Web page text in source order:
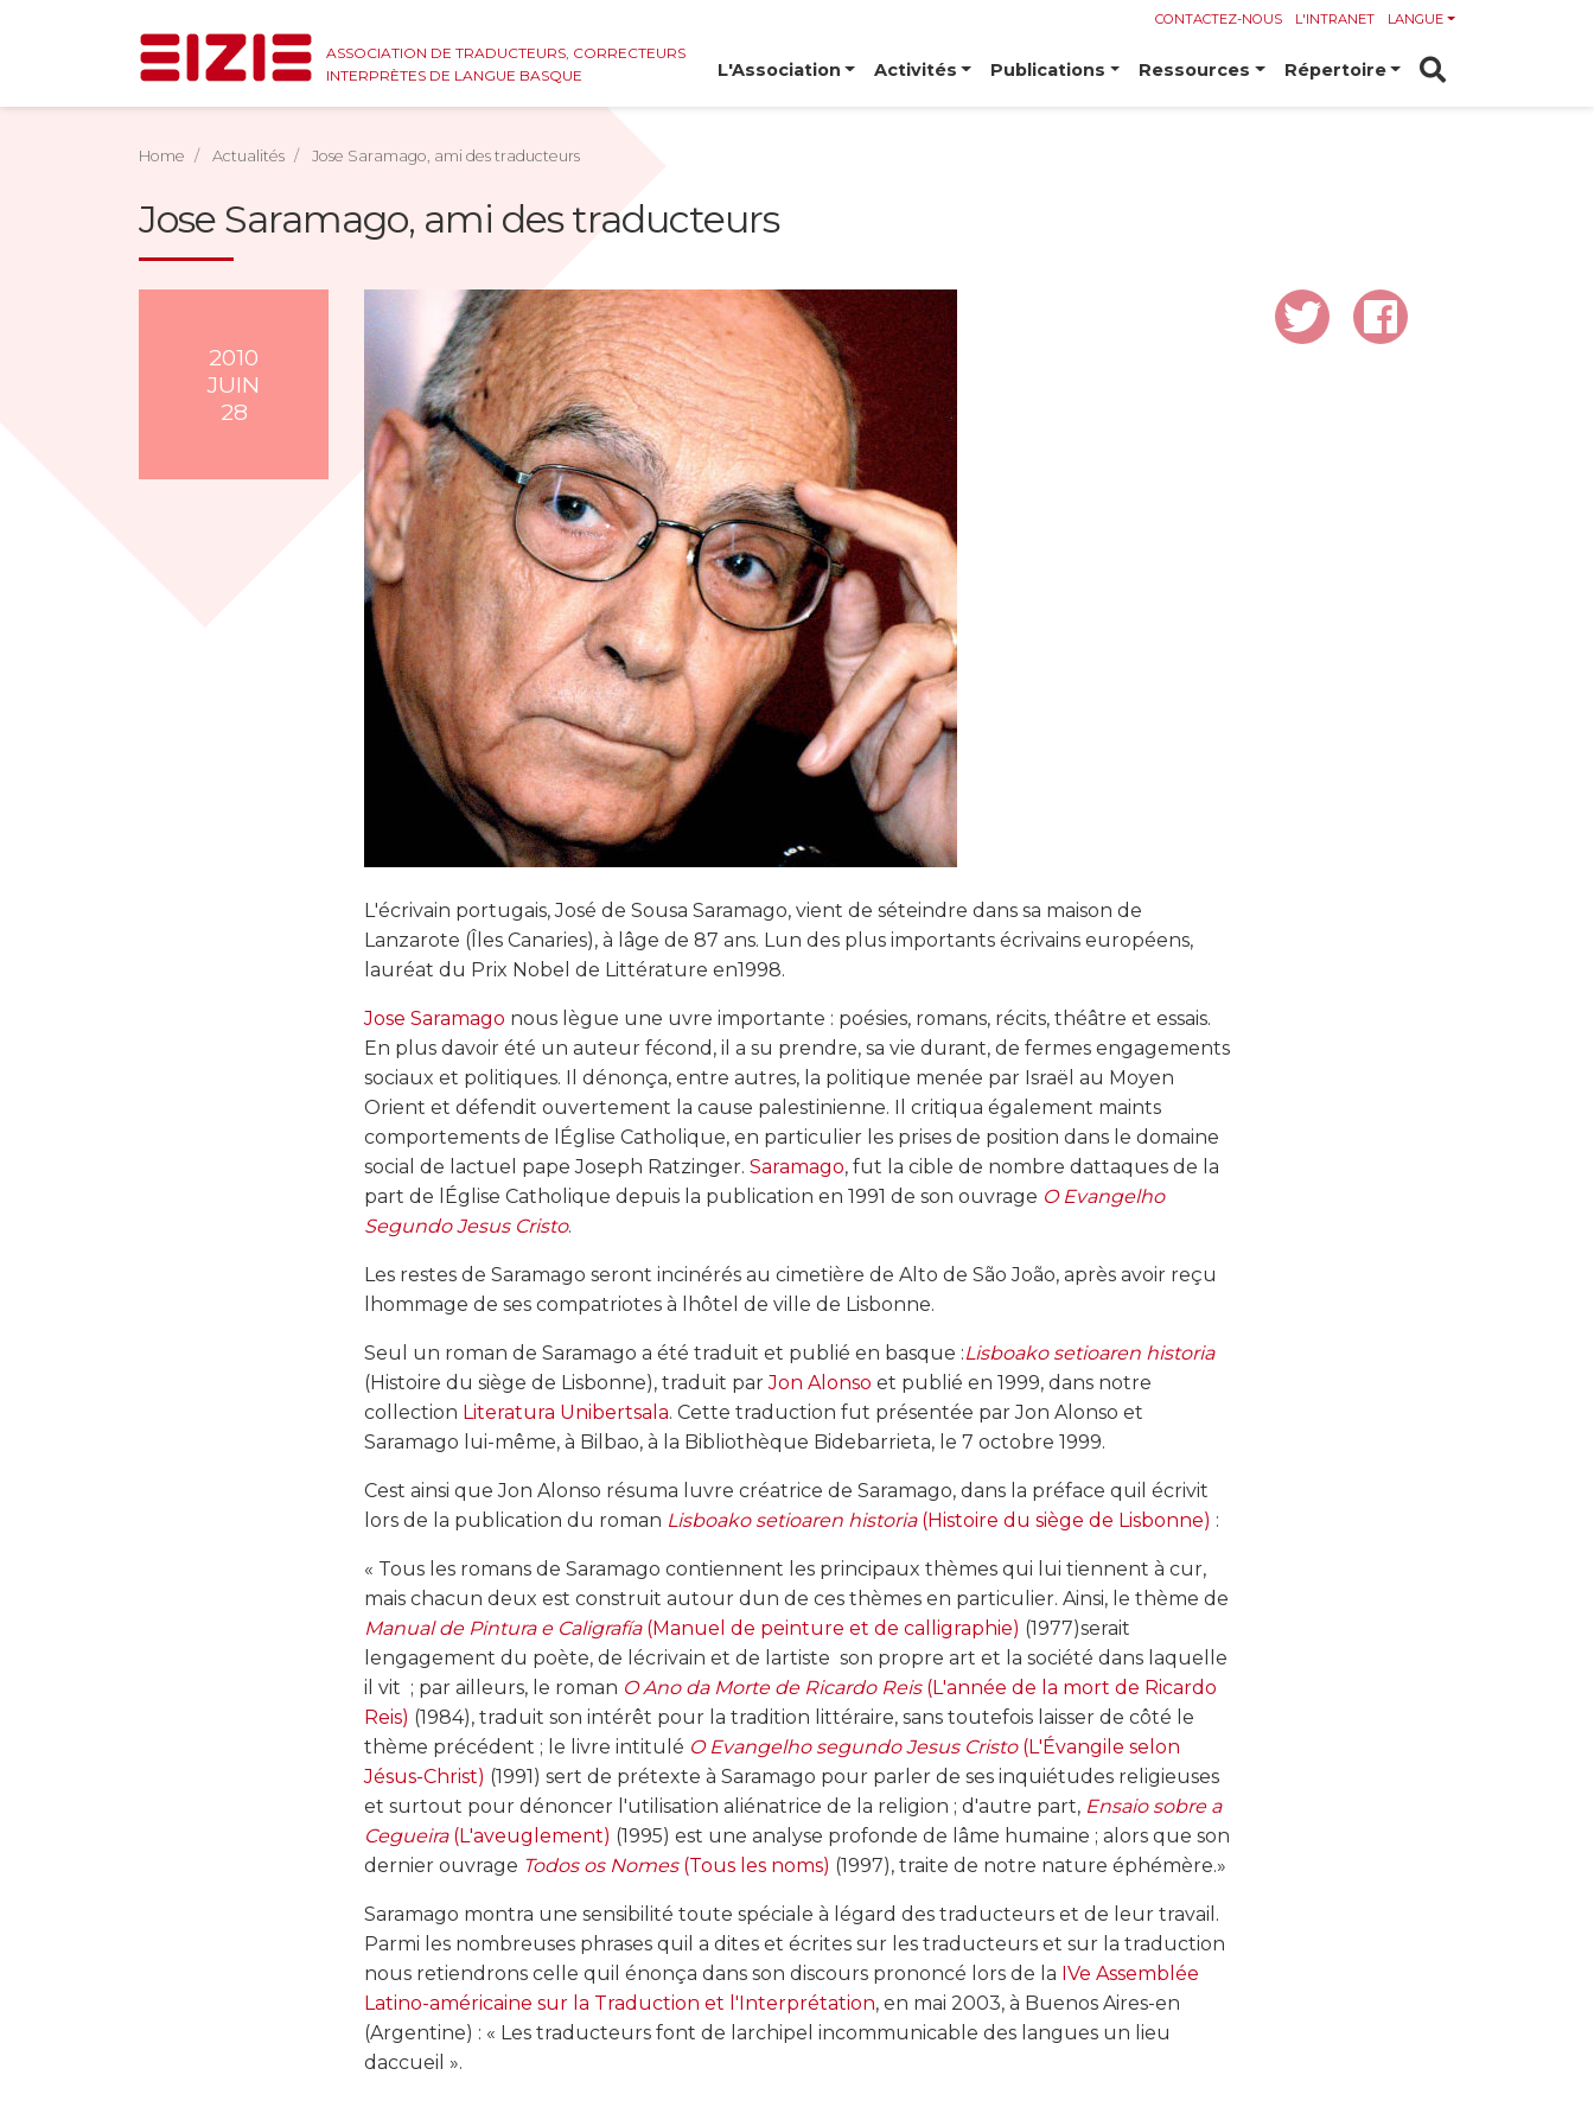
ASSOCIATION DE TRADUCTEURS, CORRECTEURS ET
INTERPRÈTES DE LANGUE BASQUE
CONTACTEZ-NOUS L'INTRANET LANGUE
L'Association Activités Publications Ressources Répertoire
Home Actualités Jose Saramago, ami des traducteurs
Jose Saramago, ami des traducteurs
2010
JUIN
28
L'écrivain portugais, José de Sousa Saramago, vient de séteindre dans sa maison de
Lanzarote (Îles Canaries), à lâge de 87 ans. Lun des plus importants écrivains européens,
lauréat du Prix Nobel de Littérature en1998.
Jose Saramago nous lègue une uvre importante : poésies, romans, récits, théâtre et essais.
En plus davoir été un auteur fécond, il a su prendre, sa vie durant, de fermes engagements
sociaux et politiques. Il dénonça, entre autres, la politique menée par Israël au Moyen
Orient et défendit ouvertement la cause palestinienne. Il critiqua également maints
comportements de lÉglise Catholique, en particulier les prises de position dans le domaine
social de lactuel pape Joseph Ratzinger. Saramago, fut la cible de nombre dattaques de la
part de lÉglise Catholique depuis la publication en 1991 de son ouvrage O Evangelho
Segundo Jesus Cristo.
Les restes de Saramago seront incinérés au cimetière de Alto de São João, après avoir reçu
lhommage de ses compatriotes à lhôtel de ville de Lisbonne.
Seul un roman de Saramago a été traduit et publié en basque :Lisboako setioaren historia
(Histoire du siège de Lisbonne), traduit parJon Alonso et publié en 1999, dans notre
collection Literatura Unibertsala. Cette traduction fut présentée par Jon Alonso et
Saramago lui-même, à Bilbao, à la Bibliothèque Bidebarrieta, le 7 octobre 1999.
Cest ainsi que Jon Alonso résuma luvre créatrice de Saramago, dans la préface quil écrivit
lors de la publication du roman Lisboako setioaren historia(Histoire du siège de Lisbonne) :
« Tous les romans de Saramago contiennent les principaux thèmes qui lui tiennent à cur,
mais chacun deux est construit autour dun de ces thèmes en particulier. Ainsi, le thème de
Manual de Pintura e Caligrafía(Manuel de peinture et de calligraphie) (1977)serait
lengagement du poète, de lécrivain et de lartiste  son propre art et la société dans laquelle
il vit  ; par ailleurs, le roman O Ano da Morte de Ricardo Reis(L'année de la mort de Ricardo
Reis) (1984), traduit son intérêt pour la tradition littéraire, sans toutefois laisser de côté le
thème précédent ; le livre intitulé O Evangelho segundo Jesus Cristo(L'Évangile selon
Jésus-Christ) (1991) sert de prétexte à Saramago pour parler de ses inquiétudes religieuses
et surtout pour dénoncer l'utilisation aliénatrice de la religion ; d'autre part, Ensaio sobre a
Cegueira(L'aveuglement) (1995) est une analyse profonde de lâme humaine ; alors que son
dernier ouvrage Todos os Nomes(Tous les noms) (1997), traite de notre nature éphémère.»
Saramago montra une sensibilité toute spéciale à légard des traducteurs et de leur travail.
Parmi les nombreuses phrases quil a dites et écrites sur les traducteurs et sur la traduction
nous retiendrons celle quil énonça dans son discours prononcé lors de la IVe Assemblée
Latino-américaine sur la Traduction et l'Interprétation, en mai 2003, à Buenos Aires-en
(Argentine) : « Les traducteurs font de larchipel incommunicable des langues un lieu
daccueil ».